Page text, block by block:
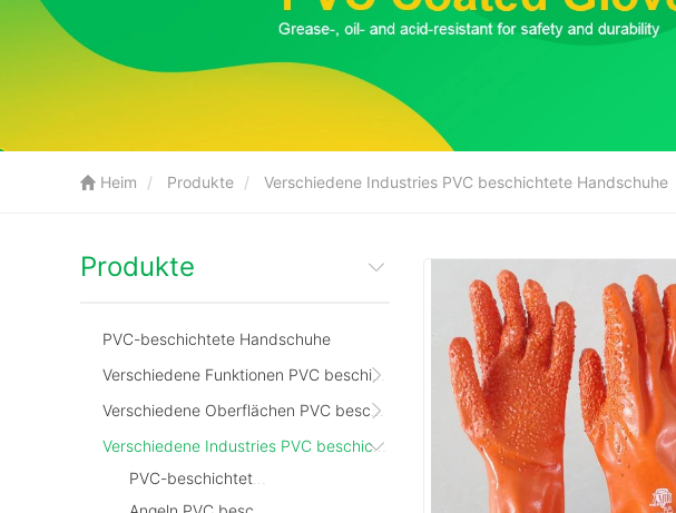
Heim Produkte Verschiedene Industries PVC beschichtete Handschuhe
Produkte
PVC-beschichtete Handschuhe
Verschiedene Funktionen PVC beschichtete Handschuhe
Verschiedene Oberflächen PVC beschichtete Handschuhe
Verschiedene Industries PVC beschichtete Handschuhe